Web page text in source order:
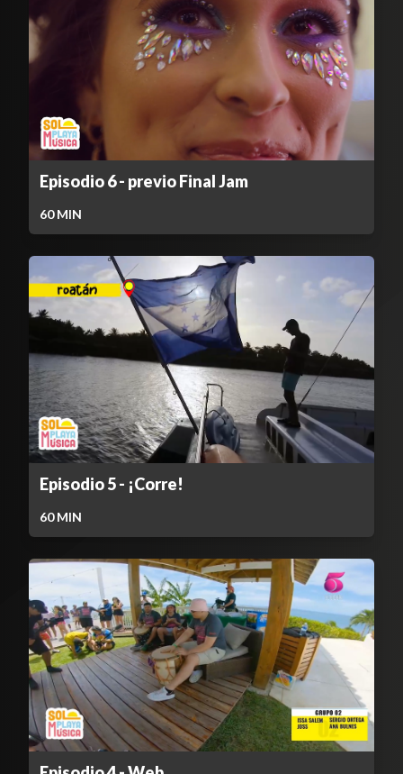
Episodio 6 - previo Final Jam
60MIN
Episodio 5 - ¡Corre!
60MIN